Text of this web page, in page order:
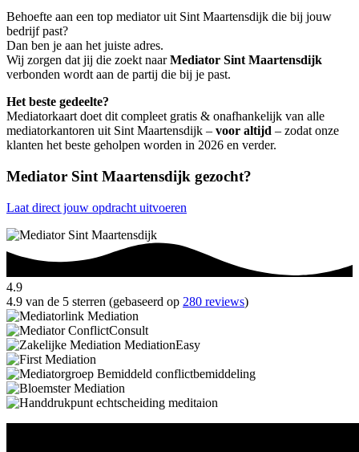
Behoefte aan een top mediator uit Sint Maartensdijk die bij jouw
bedrijf past?
Dan ben je aan het juiste adres.
Wij zorgen dat jij die zoekt naarMediator Sint Maartensdijk
verbonden wordt aan de partij die bij je past.
Het beste gedeelte?
Mediatorkaart doet dit compleet gratis & onafhankelijk van alle
mediatorkantoren uit Sint Maartensdijk – voor altijd – zodat onze
klanten het beste geholpen worden in 2026 en verder.
Mediator Sint Maartensdijk gezocht?
Laat direct jouw opdracht uitvoeren
4.9
4.9 van de 5 sterren (gebaseerd op 280 reviews)